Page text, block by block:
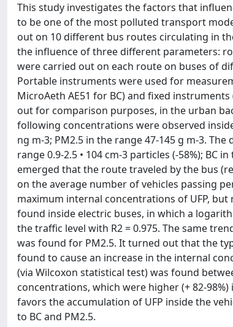
This study investigates the factors that
to be one of the most polluted transport
out on 10 different bus routes circulating in
the influence of three different parameters:
were carried out on each route on buses of
Portable instruments were used for
MicroAeth AE51 for BC) and fixed
out for comparison purposes, in the urban
following concentrations were observed
ng m-3; PM2.5 in the range 47-145 g m-3.
range 0.9-2.5 • 104 cm-3 particles (-58%); BC
emerged that the route traveled by the bus
on the average number of vehicles passing
maximum internal concentrations of UFP,
found inside electric buses, in which a
the traffic level with R2 = 0.975. The same
was found for PM2.5. It turned out that the
found to cause an increase in the internal
(via Wilcoxon statistical test) was found
concentrations, which were higher (+ 82-
favors the accumulation of UFP inside the
to BC and PM2.5.